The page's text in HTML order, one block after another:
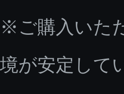
※ご購入いた
境が安定して